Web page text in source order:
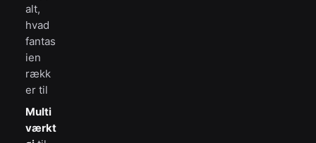
alt,
hvad
fantas
ien
rækk
er til
Multi
værkt